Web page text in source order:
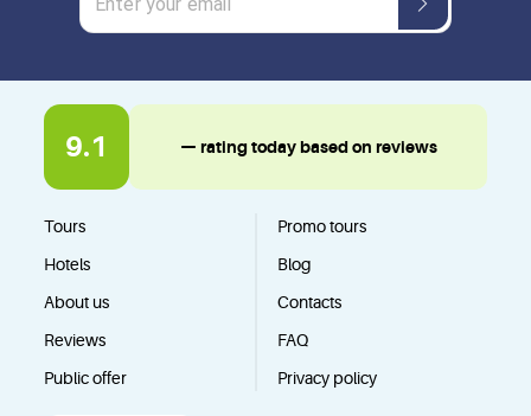
9.1 — rating today based on reviews
Tours
Promo tours
Hotels
Blog
About us
Contacts
Reviews
FAQ
Public offer
Privacy policy